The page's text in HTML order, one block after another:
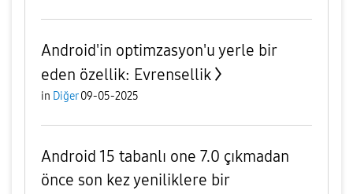
Android'in optimzasyon'u yerle bir
eden özellik: Evrensellik
in Diğer 09-05-2025
Android 15 tabanlı one 7.0 çıkmadan
önce son kez yeniliklere bir